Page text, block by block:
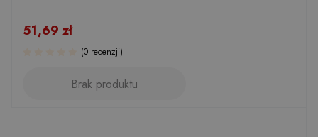
51,69 zł
(0 recenzji)
Brak produktu